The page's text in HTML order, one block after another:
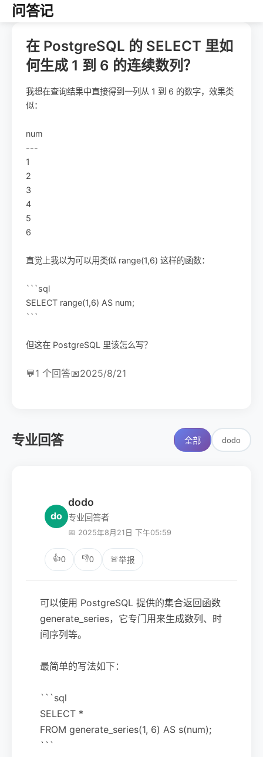
问答记
在 PostgreSQL 的 SELECT 里如
何生成 1 到 6 的连续数列？
我想在查询结果中直接得到一列从 1 到 6 的数字，效果类
似：
num
---
1
2
3
4
5
6
直觉上我以为可以用类似 range(1,6) 这样的函数：
```sql
SELECT range(1,6) AS num;
```
但这在 PostgreSQL 里该怎么写？
💬1 个回答📅2025/8/21
专业回答 全部 dodo
do
dodo
专业回答者
📅 2025年8月21日 下午05:59
👍0 👎0 🚨举报
可以使用 PostgreSQL 提供的集合返回函数
generate_series，它专门用来生成数列、时
间序列等。
最简单的写法如下：
```sql
SELECT *
FROM generate_series(1, 6) AS s(num);
```